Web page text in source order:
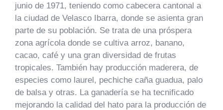
junio de 1971, teniendo como cabecera cantonal a
la ciudad de Velasco Ibarra, donde se asienta gran
parte de su población. Se trata de una próspera
zona agrícola donde se cultiva arroz, banano,
cacao, café y una gran diversidad de frutas
tropicales. También hay producción maderera, de
especies como laurel, pechiche caña guadua, palo
de balsa y otras. La ganadería se ha tecnificado
mejorando la calidad del hato para la producción de